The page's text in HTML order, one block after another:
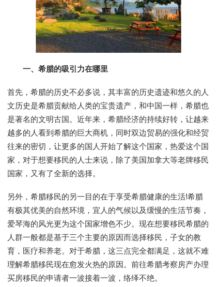
一、希腊的吸引力在哪里
首先，希腊的历史不必多说，其丰富的历史遗迹和悠久的人
文历史是希腊贡献给人类的宝贵遗产，和中国一样，希腊也
是著名的文明古国。近年来，希腊经济的持续好转，让越来
越多的人看到希腊的巨大商机，同时双边贸易的强化和经贸
往来的密切，让更多的国人开始了解这个国家，热爱这个国
家，对于想要移民的人士来说，除了美国加拿大等老牌移民
国家，又有了全新的选择。
另外，希腊移民的另一目的在于享受希腊健康的生活!希腊
有极其优美的自然环境，宜人的气候以及缓慢的生活节奏，
爱琴海的风光更为这个国家增色不少。现在想要移民希腊的
人群一般都是基于三个主要的原因而选择移民，子女的教
育，医疗和养老。对于希腊，这三点完全都满足，这就不难
理解希腊移民现在愈发火热的原因。前往希腊考察房产办理
买房移民的申请者一波接着一波，络绎不绝。